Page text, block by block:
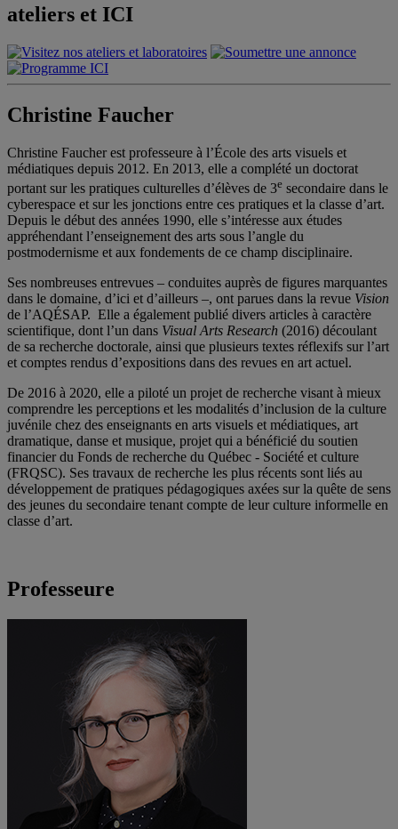
ateliers et ICI
Christine Faucher
Christine Faucher est professeure à l’École des arts visuels et
médiatiques depuis 2012. En 2013, elle a complété un doctorat
portant sur les pratiques culturelles d’élèves de 3e secondaire dans le
cyberespace et sur les jonctions entre ces pratiques et la classe d’art.
Depuis le début des années 1990, elle s’intéresse aux études
appréhendant l’enseignement des arts sous l’angle du
postmodernisme et aux fondements de ce champ disciplinaire.
Ses nombreuses entrevues – conduites auprès de figures marquantes
dans le domaine, d’ici et d’ailleurs –, ont parues dans la revue Vision
de l’AQÉSAP. Elle a également publié divers articles à caractère
scientifique, dont l’un dans Visual Arts Research (2016) découlant
de sa recherche doctorale, ainsi que plusieurs textes réflexifs sur l’art
et comptes rendus d’expositions dans des revues en art actuel.
De 2016 à 2020, elle a piloté un projet de recherche visant à mieux
comprendre les perceptions et les modalités d’inclusion de la culture
juvénile chez des enseignants en arts visuels et médiatiques, art
dramatique, danse et musique, projet qui a bénéficié du soutien
financier du Fonds de recherche du Québec - Société et culture
(FRQSC). Ses travaux de recherche les plus récents sont liés au
développement de pratiques pédagogiques axées sur la quête de sens
des jeunes du secondaire tenant compte de leur culture informelle en
classe d’art.
Professeure